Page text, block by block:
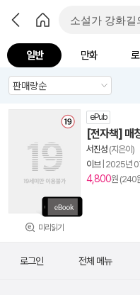
일반 만화
미리읽기
ePub
[전자책]
서진성 (지은이)
이브| 2025년
4,800원 (240
로그인 전체 메뉴